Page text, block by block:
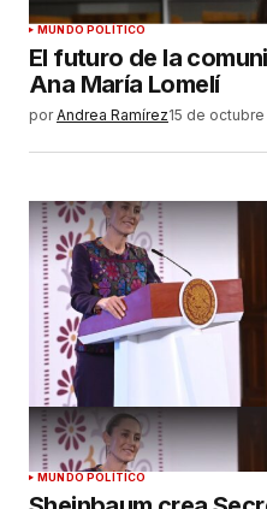
MUNDO POLÍTICO
El futuro de la
Ana María Lomelí
por Andrea Ramírez15 de
MUNDO POLÍTICO